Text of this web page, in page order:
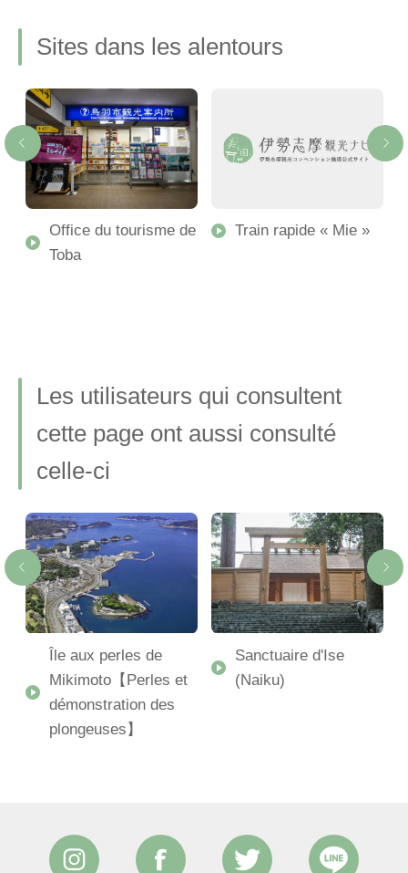
Sites dans les alentours
Office du tourisme de
Toba
Train rapide « Mie »
Les utilisateurs qui consultent
cette page ont aussi consulté
celle-ci
Île aux perles de
Mikimoto【Perles et
démonstration des
plongeuses】
Sanctuaire d'Ise
(Naiku)